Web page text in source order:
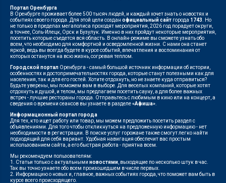
Портал Оренбурга
В Оренбурге проживает более 500 тысяч людей, и каждый хочет знать о новостях и
событиях своего города. Для этой цели создан официальный сайт города 1743 . Но
не только в пределах мегаполиса проходят мероприятия, 2026 год порадует округи,
а точнее, Соль-Илецк, Орск и Бузулук. Именно в них пройдут некоторые мероприятия,
посетить которые съедется вся область. В онлайн-режиме вы сможете узнать обо
всем, что необходимо для комфортной и осведомленной жизни. С нами она станет
яркой, ведь вы всегда будете в курсе событий, впечатления и воспоминания от
которых останутся на всю жизнь, согревая теплом.
Городской портал Оренбурга - самый большой источник информации об истории,
особенностях и достопримечательностях города, которые станут полезными как для
населения, так и для его гостей. Хотите отдохнуть, но не знаете куда отправиться?
Будьте уверены, мы поможем вам в выборе. Для веселых компаний, которые хотят
отдохнуть и душой, и телом, мы предлагаем посетить сауну, а для более важных
встреч - лучшие рестораны города. Отправьтесь с любимым в кино или на концерт, а
сведения о времени сеансов вы узнаете в разделе«Афиша»
Информационный портал города
Для тех, кто ищет работу или товар, мы можем предложить посетить раздел с
объявлениями. Для того чтобы откликнуться на предложенную информацию - нет
необходимости в регистрации. В поиске услуг горожане также смогут легко найти
подходящий для себя вариант. Удобная навигация обеспечит вас простым
использованием сайта, а его быстрая работа - приятна всем.
Мы рекомендуем пользователям:
1. Статьи только с актуальными новостями , выходящие по несколько штук в час.
Так вы точно узнаете обо всем произошедшем в числе первых.
2. Информацию о новых и, главное, важных событиях города, что поможет вам быть в
курсе всего происходящего.